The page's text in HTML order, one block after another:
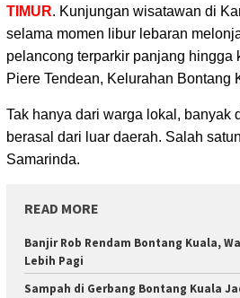
TIMUR. Kunjungan wisatawan di
selama momen libur lebaran
pelancong terparkir panjang hingga
Piere Tendean, Kelurahan Bontang
Tak hanya dari warga lokal, banyak
berasal dari luar daerah. Salah
Samarinda.
READ MORE
Banjir Rob Rendam Bontang Kuala,
Lebih Pagi
Sampah di Gerbang Bontang Kuala